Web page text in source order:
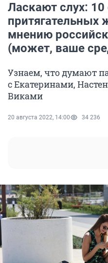
Ласкают слух:
притягательных
мнению
(может, ваше
Узнаем, что думают
с Екатеринами,
Виками
20 августа 2022, 14:00 34 236